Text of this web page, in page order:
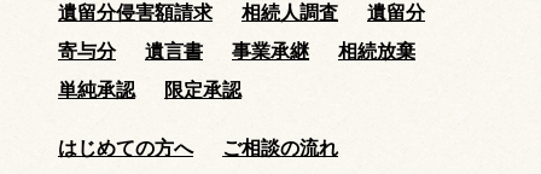
遺留分侵害額請求
相続人調査
遺留分
寄与分
遺言書 事業承継
相続放棄
単純承認
限定承認
はじめての方へ
ご相談の流れ